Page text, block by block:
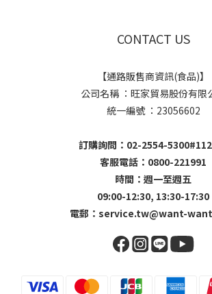
CONTACT US
【通路販售商資訊(食品)】
公司名稱 ：旺家貿易股份有限
統一編號 ：23056602
訂購詢問：02-2554-
客服電話：0800-221991
時間：週一至週五
09:00-12:30, 13:30-17:30
電郵： service.tw@want-